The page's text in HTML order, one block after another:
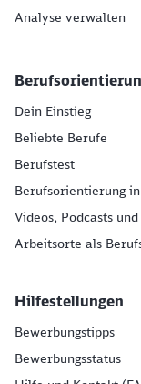
Analyse verwalten
Dein Einstieg
Beliebte Berufe
Berufstest
Berufsorientierung
Videos, Podcasts
Arbeitsorte als
Hilfestellungen
Bewerbungstipps
Bewerbungsstatus